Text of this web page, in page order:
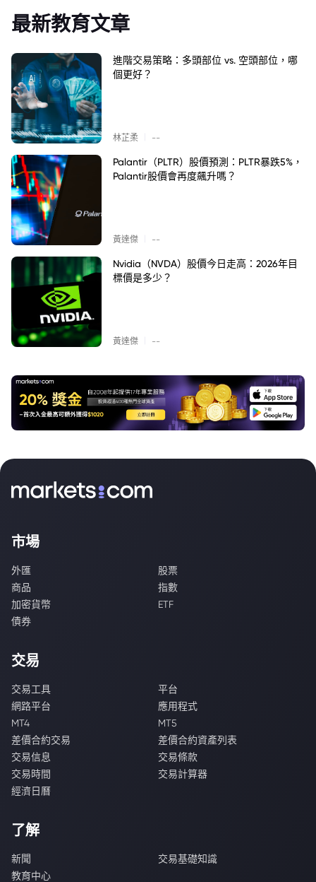
最新教育文章
進階交易策略：多頭部位 vs. 空頭部位，哪
個更好？
林芷柔 --
Palantir（PLTR）股價預測：PLTR暴跌5%，
Palantir股價會再度飆升嗎？
黃達傑 --
Nvidia（NVDA）股價今日走高：2026年目
標價是多少？
黃達傑 --
市場
外匯
股票
商品
指數
加密貨幣
ETF
債券
交易
交易工具
平台
網路平台
應用程式
MT4
MT5
差價合約交易
差價合約資產列表
交易信息
交易條款
交易時間
交易計算器
經濟日曆
了解
新聞
交易基礎知識
教育中心